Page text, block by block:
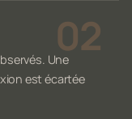
Une
est écartée